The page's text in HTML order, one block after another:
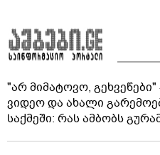
"არ მიმატოვო,
ვიდეო და ახალი
საქმეში: რას ამბობს